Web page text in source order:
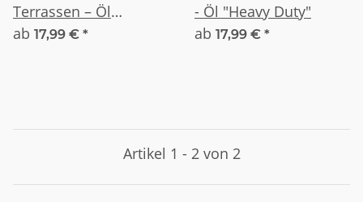
Terrassen – Öl
"OUTDOOR"
ab 17,99 € *
- Öl "Heavy Duty"
ab 17,99 € *
Artikel 1 - 2 von 2